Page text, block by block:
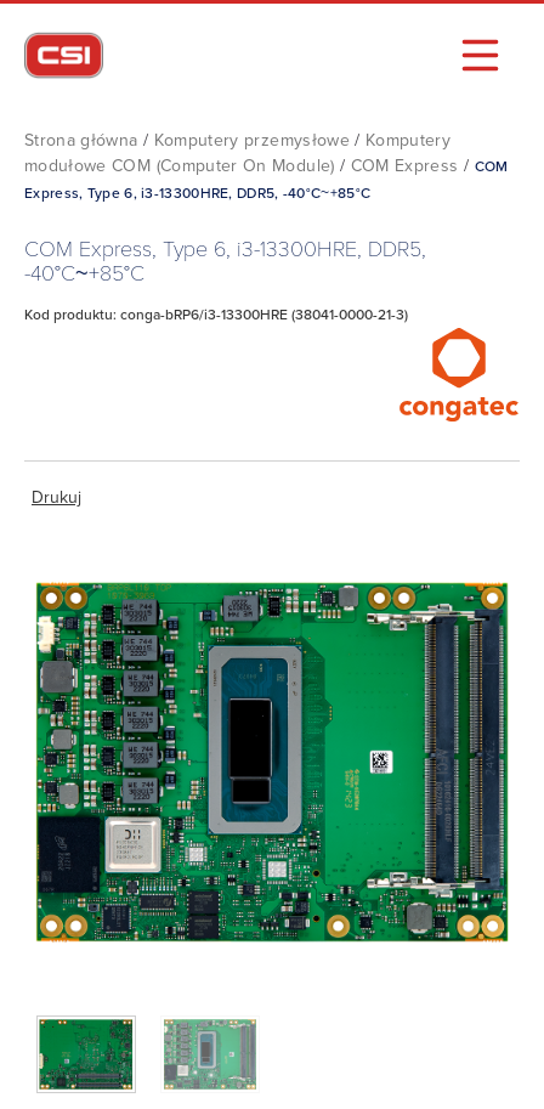
Strona główna / Komputery przemysłowe / Komputery
modułowe COM (Computer On Module) / COM Express / COM
Express, Type 6, i3-13300HRE, DDR5, -40°C~+85°C
COM Express, Type 6, i3-13300HRE, DDR5,
-40°C~+85°C
Kod produktu: conga-bRP6/i3-13300HRE (38041-0000-21-3)
Drukuj